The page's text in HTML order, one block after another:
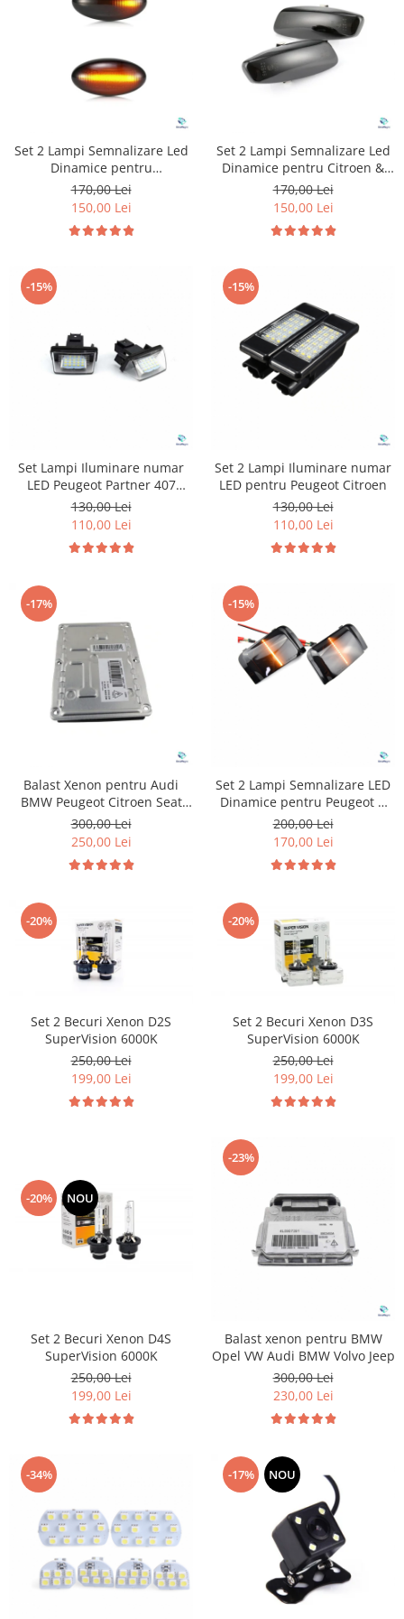
Volkswagen
Dopuri anulare clapete admisie
Kit reparatie faruri
95%
Eleron Portbagaj
Set 2 Lampi Semnalizare Led
Dinamice pentru
Peugeot&Citroen
170,00 Lei
150,00 Lei
Set 2 Lampi Semnalizare Led
Dinamice pentru Citroen &
Peugeot
170,00 Lei
150,00 Lei
-15%
Set Lampi Iluminare numar
LED Peugeot Partner 407
Citroen C4
130,00 Lei
110,00 Lei
-15%
Set 2 Lampi Iluminare numar
LED pentru Peugeot Citroen
130,00 Lei
110,00 Lei
-17%
Balast Xenon pentru Audi
BMW Peugeot Citroen Seat
Volkswagen Volvo Renault
300,00 Lei
250,00 Lei
-15%
Set 2 Lampi Semnalizare LED
Dinamice pentru Peugeot &
Citroen & Fiat
200,00 Lei
170,00 Lei
-20%
Set 2 Becuri Xenon D2S
SuperVision 6000K
250,00 Lei
199,00 Lei
-20%
Set 2 Becuri Xenon D3S
SuperVision 6000K
250,00 Lei
199,00 Lei
-20% NOU
Set 2 Becuri Xenon D4S
SuperVision 6000K
250,00 Lei
199,00 Lei
-23%
Balast xenon pentru BMW
Opel VW Audi BMW Volvo Jeep
300,00 Lei
230,00 Lei
-34% -17% NOU